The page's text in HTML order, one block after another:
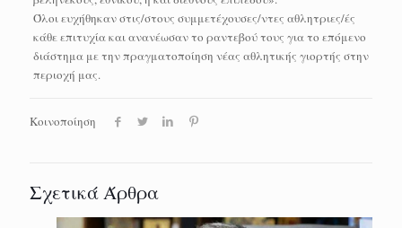
Όλοι ευχήθηκαν στις/στους συμμετέχουσες/ντες αθλητριες/ές
κάθε επιτυχία και ανανέωσαν το ραντεβού τους για το επόμενο
διάστημα με την πραγματοποίηση νέας αθλητικής γιορτής στην
περιοχή μας.
Κοινοποίηση
Σχετικά Άρθρα